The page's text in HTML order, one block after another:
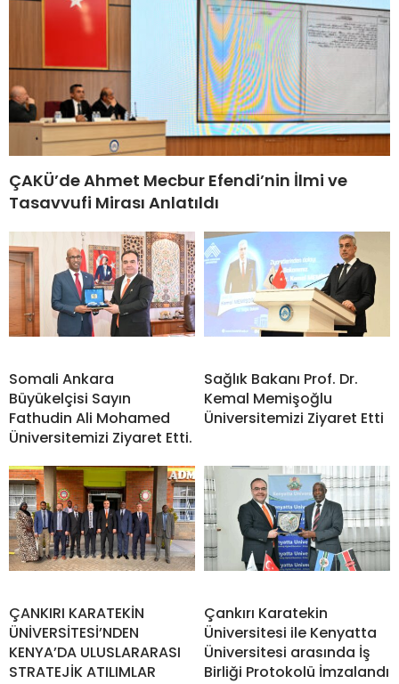
ÇAKÜ’de Ahmet Mecbur Efendi’nin İlmi ve
Tasavvufi Mirası Anlatıldı
Somali Ankara
Büyükelçisi Sayın
Fathudin Ali Mohamed
Üniversitemizi Ziyaret Etti.
Sağlık Bakanı Prof. Dr.
Kemal Memişoğlu
Üniversitemizi Ziyaret Etti
ÇANKIRI KARATEKİN
ÜNİVERSİTESİ’NDEN
KENYA’DA ULUSLARARASI
STRATEJİK ATILIMLAR
Çankırı Karatekin
Üniversitesi ile Kenyatta
Üniversitesi arasında İş
Birliği Protokolü İmzalandı